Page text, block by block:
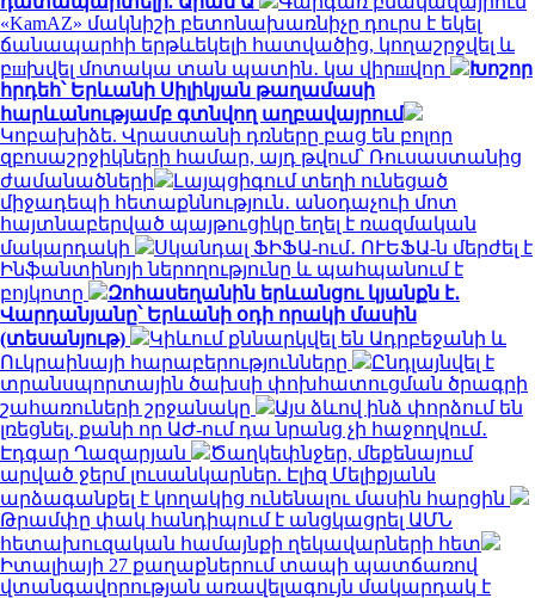
«KamAZ» մակնիշի բետոնախառնիչը դուրս է եկել
ճանապարհի երթևեկելի հատվածից, կողաշրջվել և
բшխվել մոտակա տան պատին․ կա վիրшվոր
Խոշոր
հրդեհ՝ Երևանի Սիլիկյան թաղամասի
հարևանությամբ գտնվող աղբավայրում
Կոբախիձե. Վրաստանի դռները բաց են բոլոր
զբոսաշրջիկների համար, այդ թվում՝ Ռուսաստանից
ժամանածների
Լայպցիգում տեղի ունեցած
միջադեպի հետաքննություն․ անօդաչուի մոտ
հայտնաբերված պայթուցիկը եղել է ռազմական
մակարդակի
Սկանդալ ՖԻՖԱ-ում․ ՈՒԵՖԱ-ն մերժել է
Ինֆանտինոյի ներողությունը և պահպանում է
բոյկոտը
Զոհասեղանին երևանցու կյանքն է․
Վարդանյանը՝ Երևանի օդի որակի մասին
(տեսանյութ)
Կիևում քննարկվել են Ադրբեջանի և
Ուկրաինայի հարաբերությունները
Ընդլայնվել է
տրանսպորտային ծախսի փոխհատուցման ծրագրի
շահառուների շրջանակը
Այս ձևով ինձ փորձում են
լռեցնել, քանի որ ԱԺ-ում դա նրանց չի հաջողվում․
Էդգար Ղազարյան
Ծաղկեփնջեր, մեքենայում
արված ջերմ լուսանկարներ. Էլիզ Մելիքյանն
արձագանքել է կողակից ունենալու մասին հարցին
Թրամփը փակ հանդիպում է անցկացրել ԱՄՆ
հետախուզական համայնքի ղեկավարների հետ
Իտալիայի 27 քաղաքներում տապի պատճառով
վտանգավորության առավելագույն մակարդակ է